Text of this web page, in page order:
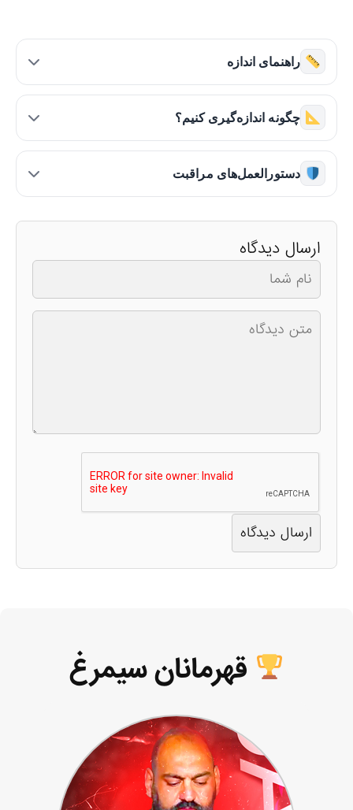
راهنمای اندازه
چگونه اندازه‌گیری کنیم؟
دستورالعمل‌های مراقبت
ارسال دیدگاه
قهرمانان سیمرغ